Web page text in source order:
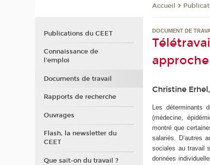
Accueil
DOCUMENT DE
Christine
Les déterminants
(médecine,
montré que
salariés. D’autres
sociales au travail
données
Publications du CEET
Connaissance de
l'emploi
Documents de travail
Rapports de recherche
Ouvrages
Flash, la newsletter du
CEET
Que sait-on du travail ?